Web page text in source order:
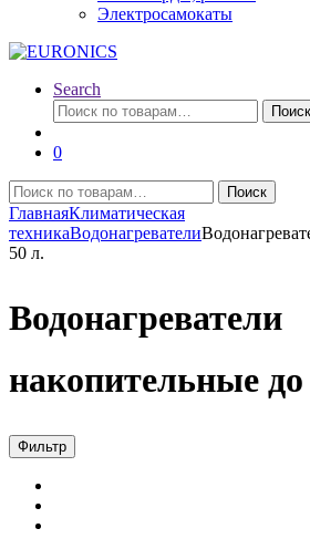
Электросамокаты
Search
Искать:
Поиск
0
Искать:
Поиск
ГлавнаяКлиматическая
техникаВодонагреватели
50 л.
Водонагреватели
накопительные до
Фильтр